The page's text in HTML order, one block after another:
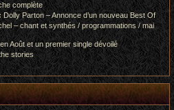
complète
Parton – Annonce d’un nouveau Best Of
– chant et synthés / programmations / mai
Août et un premier single dévoilé
stories